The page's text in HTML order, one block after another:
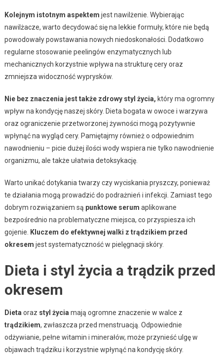
Kolejnym istotnym aspektem jest nawilżenie. Wybierając
nawilżacze, warto decydować się na lekkie formuły, które nie będą
powodowały powstawania nowych niedoskonałości. Dodatkowo
regularne stosowanie peelingów enzymatycznych lub
mechanicznych korzystnie wpływa na strukturę cery oraz
zmniejsza widoczność wyprysków.
Nie bez znaczenia jest także zdrowy styl życia, który ma ogromny
wpływ na kondycję naszej skóry. Dieta bogata w owoce i warzywa
oraz ograniczenie przetworzonej żywności mogą pozytywnie
wpłynąć na wygląd cery. Pamiętajmy również o odpowiednim
nawodnieniu – picie dużej ilości wody wspiera nie tylko nawodnienie
organizmu, ale także ułatwia detoksykację.
Warto unikać dotykania twarzy czy wyciskania pryszczy, ponieważ
te działania mogą prowadzić do podrażnień i infekcji. Zamiast tego
dobrym rozwiązaniem są punktowe serum aplikowane
bezpośrednio na problematyczne miejsca, co przyspiesza ich
gojenie.
Kluczem do efektywnej walki z trądzikiem przed
okresem jest systematyczność w pielęgnacji skóry.
Dieta i styl życia a trądzik przed
okresem
Dieta oraz styl życia mają ogromne znaczenie w walce z
trądzikiem, zwłaszcza przed menstruacją. Odpowiednie
odżywianie, pełne witamin i minerałów, może przynieść ulgę w
objawach trądziku i korzystnie wpłynąć na kondycję skóry.